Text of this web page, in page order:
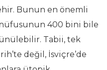
Bunun en önemli
400 bini bile
Tabii, tek
değil, İsviçre’de